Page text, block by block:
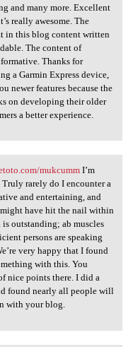
and many more. Excellent
really awesome. The
in this blog content written
The content of
Thanks for
a Garmin Express device,
newer features because the
on developing their older
a better experience.
mukcummI’m
Truly rarely do I encounter a
and entertaining, and
have hit the nail within
outstanding; ab muscles
persons are speaking
very happy that I found
with this. You
nice points there. I did a
found nearly all people will
with your blog.